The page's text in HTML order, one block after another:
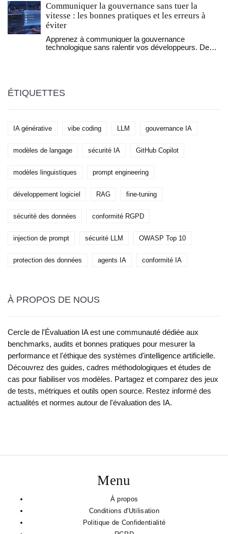
résultats concrets : réduction des coûts, gains de
temps et amélioration de la satisfaction client.
Communiquer la gouvernance sans tuer la
vitesse : les bonnes pratiques et les erreurs à
éviter
Apprenez à communiquer la gouvernance
technologique sans ralentir vos développeurs. Des
ÉTIQUETTES
IA générative vibe coding LLM gouvernance IA
modèles de langage sécurité IA GitHub Copilot
modèles linguistiques prompt engineering
développement logiciel RAG fine-tuning
sécurité des données conformité RGPD
injection de prompt sécurité LLM OWASP Top 10
protection des données agents IA conformité IA
À PROPOS DE NOUS
Cercle de l'Évaluation IA est une communauté dédiée aux
benchmarks, audits et bonnes pratiques pour mesurer la
performance et l'éthique des systèmes d'intelligence artificielle.
Découvrez des guides, cadres méthodologiques et études de
cas pour fiabiliser vos modèles. Partagez et comparez des jeux
de tests, métriques et outils open source. Restez informé des
actualités et normes autour de l'évaluation des IA.
Menu
À propos
Conditions d'Utilisation
Politique de Confidentialité